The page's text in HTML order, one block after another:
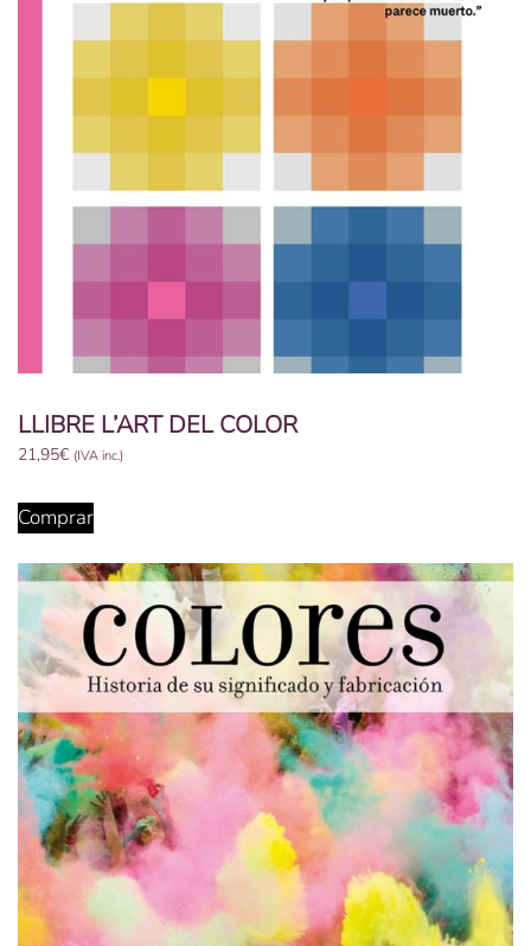
LLIBRE L’ART DEL COLOR
21,95€ (IVA inc.)
Comprar